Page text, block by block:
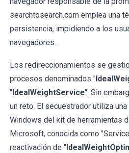
searchtosearch.com emplea una
persistencia, impidiendo a los
navegadores.
Los redireccionamientos se
procesos denominados "
"IdealWeightService". Sin
un reto. El secuestrador utiliza
Windows del kit de herramientas
Microsoft, conocida como
reactivación de "